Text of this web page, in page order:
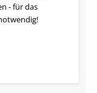
- für das